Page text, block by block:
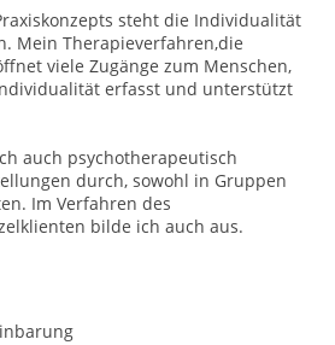
steht die Individualität
Mein Therapieverfahren,die
viele Zugänge zum Menschen,
erfasst und unterstützt
auch psychotherapeutisch
durch, sowohl in Gruppen
Im Verfahren des
bilde ich auch aus.